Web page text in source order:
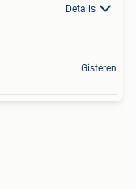
Details
Gisteren